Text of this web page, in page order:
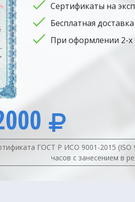
Сертификаты на
Бесплатная
При оформлении 2-х
ГОСТ Р ИСО 9001-2015 (ISO
часов с занесением в